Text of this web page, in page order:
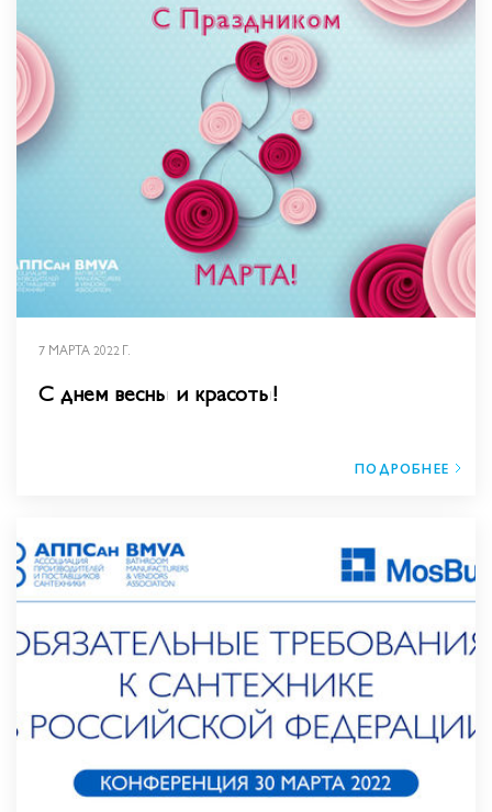
7 МАРТА 2022 Г.
С днем весны и красоты!
ПОДРОБНЕЕ